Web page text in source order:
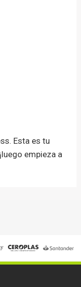
Esta es tu
empieza a